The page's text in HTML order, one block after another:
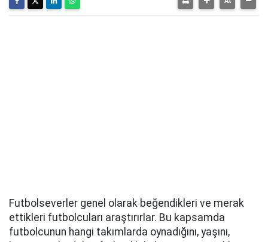
Futbolseverler genel olarak beğendikleri ve merak
ettikleri futbolcuları araştırırlar. Bu kapsamda
futbolcunun hangi takımlarda oynadığını, yaşını,